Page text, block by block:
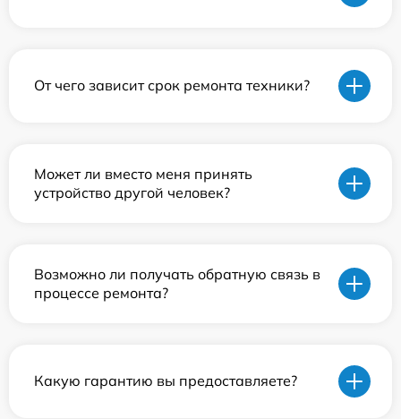
От чего зависит срок ремонта техники?
Может ли вместо меня принять
устройство другой человек?
Возможно ли получать обратную связь в
процессе ремонта?
Какую гарантию вы предоставляете?